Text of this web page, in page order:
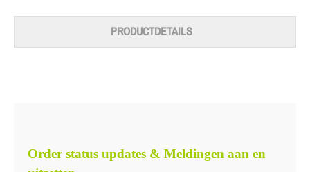
PRODUCTDETAILS
Order status updates & Meldingen aan en